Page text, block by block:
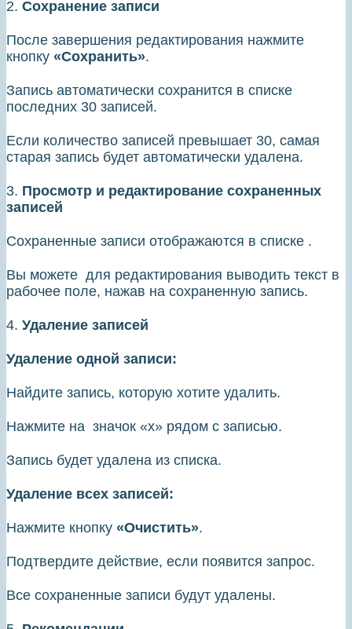
2. Сохранение записи
После завершения редактирования нажмите
кнопку «Сохранить».
Запись автоматически сохранится в списке
последних 30 записей.
Если количество записей превышает 30, самая
старая запись будет автоматически удалена.
3. Просмотр и редактирование сохраненных
записей
Сохраненные записи отображаются в списке .
Вы можете для редактирования выводить текст в
рабочее поле, нажав на сохраненную запись.
4. Удаление записей
Удаление одной записи:
Найдите запись, которую хотите удалить.
Нажмите на значок «х» рядом с записью.
Запись будет удалена из списка.
Удаление всех записей:
Нажмите кнопку «Очистить».
Подтвердите действие, если появится запрос.
Все сохраненные записи будут удалены.